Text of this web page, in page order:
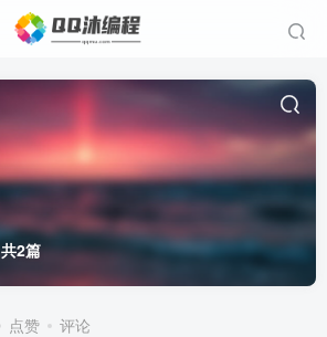
共2篇
点赞 评论